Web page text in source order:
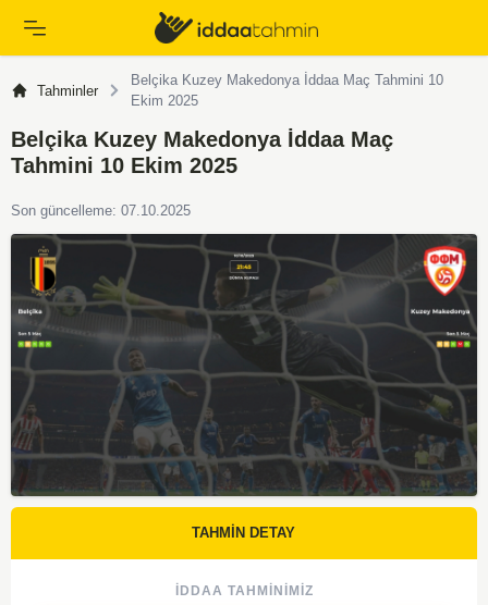
Tahminler
Belçika Kuzey Makedonya İddaa Maç Tahmini 10
Ekim 2025
Belçika Kuzey Makedonya İddaa Maç
Tahmini 10 Ekim 2025
Son güncelleme: 07.10.2025
TAHMİN DETAY
İDDAA TAHMINIMIZ